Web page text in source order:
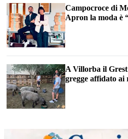
Campocroce di
Apron la moda è
A Villorba il
gregge affidato ai